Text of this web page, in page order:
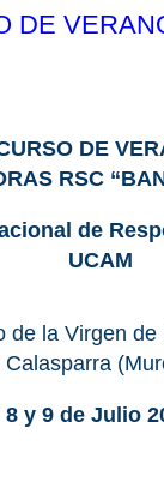
DE
DE
RSC
de
UCAM
de la Virgen de
Calasparra
8 y 9 de Julio